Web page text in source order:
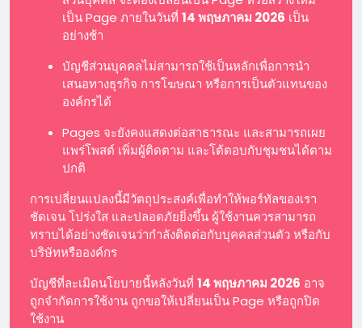
เป็น Page ภายในวันที่ 14 พฤษภาคม 2026 เป็น
อย่างช้า
บัญชีส่วนบุคคลไม่สามารถใช้เป็นหลักเพื่อการนำ
เสนอทางธุรกิจ การโฆษณา หรือการเป็นตัวแทนของ
องค์กรได้
Pages จะยังคงแสดงต่อสาธารณะ และสามารถเผย
แพร่โพสต์ เพิ่มผู้ติดตาม และโต้ตอบกับชุมชนได้ตาม
ปกติ
การเปลี่ยนแปลงนี้มีวัตถุประสงค์เพื่อทำให้พอร์ทัลของเรา
ชัดเจน โปร่งใส และปลอดภัยยิ่งขึ้น ผู้ใช้งานควรสามารถ
ทราบได้อย่างชัดเจนว่ากำลังติดต่อกับบุคคลส่วนตัว หรือกับ
บริษัทหรือองค์กร
บัญชีที่ละเมิดนโยบายนี้หลังวันที่ 14 พฤษภาคม 2026 อาจ
ถูกจำกัดการใช้งาน ถูกขอให้เปลี่ยนเป็น Page หรือถูกปิด
ใช้งาน